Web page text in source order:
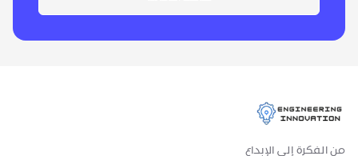
من الفكرة إلى الإبداع